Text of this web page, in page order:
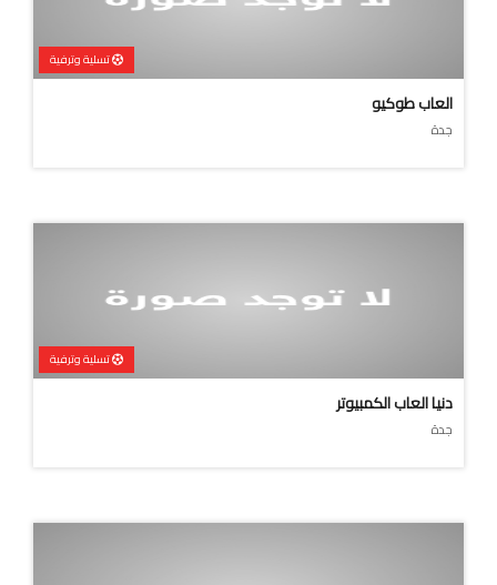
تسلية وترفية
العاب طوكيو
جدة
تسلية وترفية
دنيا العاب الكمبيوتر
جدة